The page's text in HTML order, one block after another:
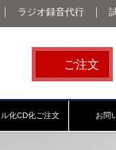
ラジオ録音代行
ご注文
化CD化ご注文 お問